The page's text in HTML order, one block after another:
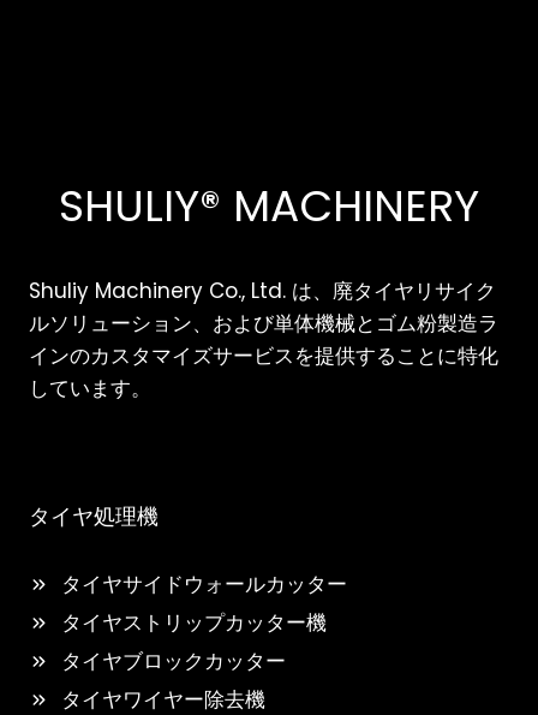
SHULIY® MACHINERY
Shuliy Machinery Co., Ltd. は、廃タイヤリサイク
ルソリューション、および単体機械とゴム粉製造ラ
インのカスタマイズサービスを提供することに特化
しています。
タイヤ処理機
タイヤサイドウォールカッター
タイヤストリップカッター機
タイヤブロックカッター
タイヤワイヤー除去機